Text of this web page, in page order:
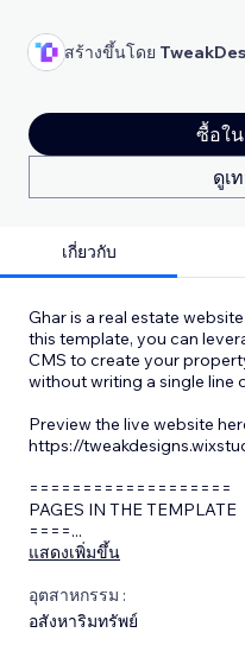
สร้างขึ้นโดย
ซื้อใ
ดูเ
เกี่ยวกับ
Ghar is a real estate
this template, you can
CMS to create your
without writing a single line
Preview the live website
https://
===================
PAGES IN THE TEMPLATE
====...
แสดงเพิ่มขึ้น
อุตสาหกรรม :
อสังหาริมทรัพย์